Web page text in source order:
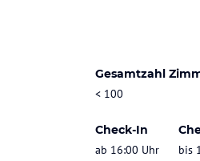
Gesamtzahl
< 100
Check-In
ab 16:00 Uhr
bis